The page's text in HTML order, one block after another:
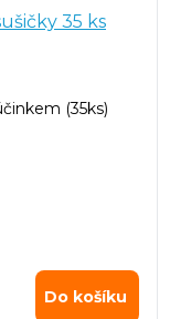
35 ks
(35ks)
Do košíku